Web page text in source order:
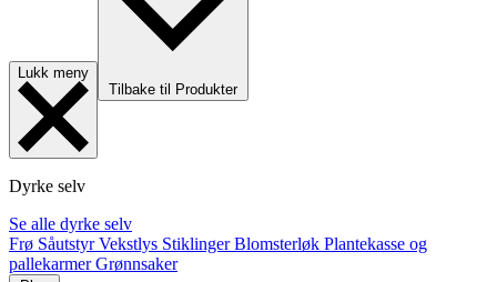
Lukk meny
Tilbake til Produkter
Dyrke selv
Se alle dyrke selv
Frø SåutstyrVekstlys StiklingerBlomsterløk Plantekasse og
pallekarmerGrønnsaker